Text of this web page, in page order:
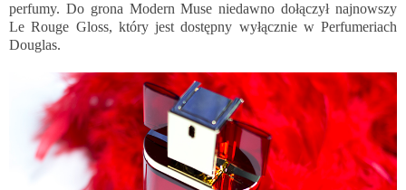
perfumy. Do grona Modern Muse niedawno dołączył najnowszy
Le Rouge Gloss, który jest dostępny wyłącznie w Perfumeriach
Douglas.